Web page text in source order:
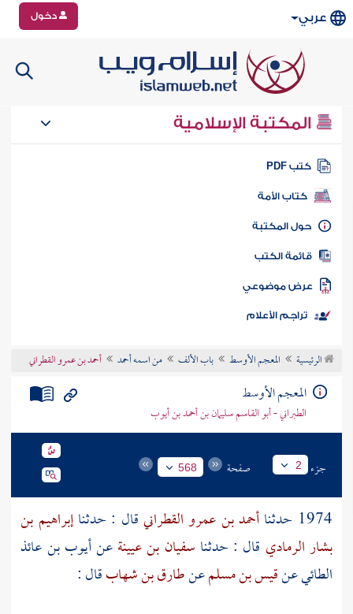
عربي دخول
المكتبة الإسلامية
كتب PDF
كتاب الأمة
المكتبة
الكتب
موضوعي
تراجم الأعلام
الرئيسية المعجم الأوسط باب الألف من اسمه أحمد أحمد بن عمرو القطراني
المعجم الأوسط
الطبراني - أبو القاسم سليمان بن أحمد بن أيوب
جزء 2 صفحة 568
1974 حدثنا أحمد بن عمرو القطرانيقال : حدثناإبراهيم بن
بشار الرمادي قال : حدثنا سفيان بن عيينةعنأيوب بن عائذ
الطائيعنقيس بن مسلمعنطارق بن شهابقال :